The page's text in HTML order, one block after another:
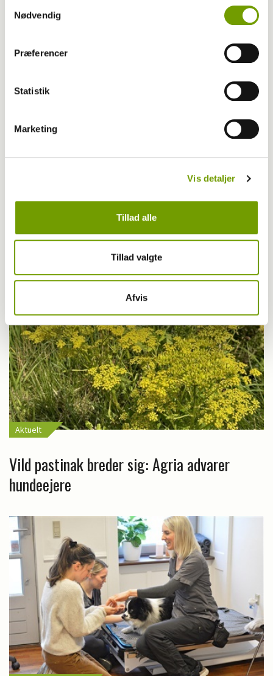
Nødvendig
Præferencer
Statistik
Marketing
Vis detaljer
Tillad alle
Tillad valgte
Afvis
Første bichon havanais med BH-titel
Aktuelt
Vild pastinak breder sig: Agria advarer
hundeejere